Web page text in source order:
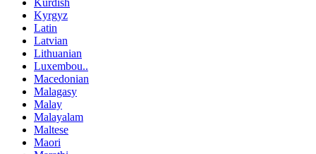
Kurdish
Kyrgyz
Latin
Latvian
Lithuanian
Luxembou..
Macedonian
Malagasy
Malay
Malayalam
Maltese
Maori